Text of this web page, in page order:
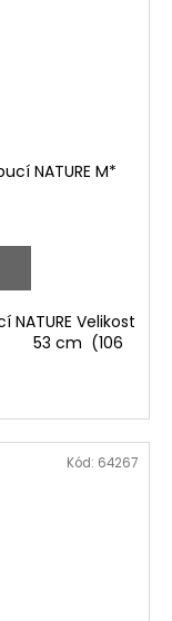
NATURE M*
Velikost
53 cm (106
Kód: 64267